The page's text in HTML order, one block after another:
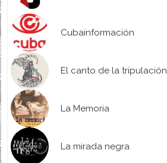
Cubainformación
El canto de la tripulación
La Memoria
La mirada negra